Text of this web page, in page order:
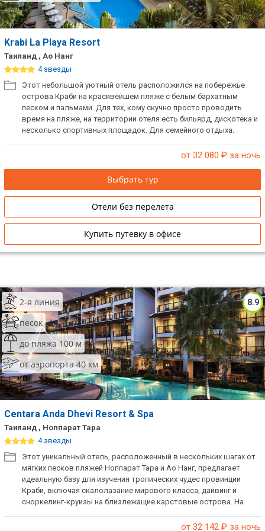
Krabi La Playa Resort
Таиланд , Ао Нанг
4 звезды
Этот небольшой уютный отель расположился на побережье
острова Краби на красивейшем пляже с белым бархатным
песком и пальмами. Для тех, кому скучно просто проводить
время на пляже, на территории отеля есть бильярд, дискотека и
несколько спортивных площадок. Для семейного отдыха.
от 32 080 ₽ за ночь
Выбрать тур
Отели без перелета
Купить путевку в офисе
8.9
2-я линия
песок
до пляжа 100 м
от аэропорта 40 км
Centara Anda Dhevi Resort & Spa
Таиланд , Ноппарат Тара
4 звезды
Этот уникальный отель, расположенный в нескольких шагах от
мягких песков пляжей Ноппарат Тара и Ао Нанг, предлагает
идеальную базу для изучения тропических чудес провинции
Краби, включая скалолазание мирового класса, дайвинг и
сноркелинг-круизы на близлежащие карстовые острова. На
самом курорте гости имеют доступ к большому 43-метровому
бассейну с баром у кромки бассейна, водной горкой и номерами
от 32 142 ₽ за ночь